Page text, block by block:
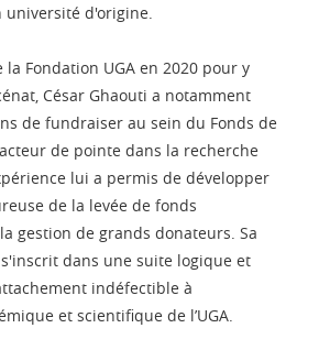
d'origine.
Fondation UGA en 2020 pour y
César Ghaouti a notamment
de fundraiser au sein du Fonds de
de pointe dans la recherche
lui a permis de développer
de la levée de fonds
gestion de grands donateurs. Sa
dans une suite logique et
indéfectible à
et scientifique de l’UGA.